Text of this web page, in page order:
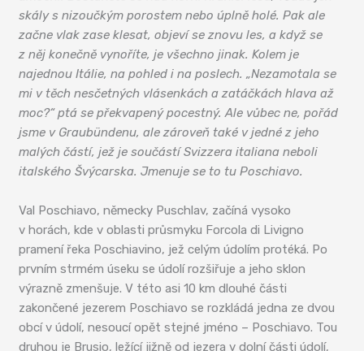
skály s nizoučkým porostem nebo úplně holé. Pak ale
začne vlak zase klesat, objeví se znovu les, a když se
z něj konečně vynoříte, je všechno jinak. Kolem je
najednou Itálie, na pohled i na poslech. „Nezamotala se
mi v těch nesčetných vlásenkách a zatáčkách hlava až
moc?“ ptá se překvapený pocestný. Ale vůbec ne, pořád
jsme v Graubündenu, ale zároveň také v jedné z jeho
malých částí, jež je součástí Svizzera italiana neboli
italského Švýcarska. Jmenuje se to tu Poschiavo.
Val Poschiavo, německy Puschlav, začíná vysoko
v horách, kde v oblasti průsmyku Forcola di Livigno
pramení řeka Poschiavino, jež celým údolím protéká. Po
prvním strmém úseku se údolí rozšiřuje a jeho sklon
výrazně zmenšuje. V této asi 10 km dlouhé části
zakončené jezerem Poschiavo se rozkládá jedna ze dvou
obcí v údolí, nesoucí opět stejné jméno – Poschiavo. Tou
druhou je Brusio, ležící jižně od jezera v dolní části údolí,